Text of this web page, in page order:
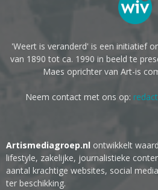
'Weert is veranderd' is een initiatief
van 1890 tot ca. 1990 in beeld te
Maes oprichter van Art-is
Neem contact met ons op:
Artismediagroep.nl ontwikkelt
lifestyle, zakelijke, journalistieke
aantal krachtige websites, social
ter beschikking.